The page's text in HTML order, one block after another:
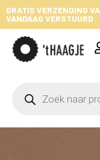
GRATIS VERZENDING
VANDAAG VERSTUURD